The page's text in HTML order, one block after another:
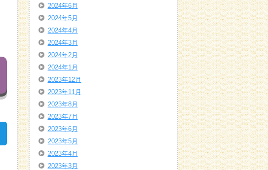
2024年6月
2024年5月
2024年4月
2024年3月
2024年2月
2024年1月
2023年12月
2023年11月
2023年8月
2023年7月
2023年6月
2023年5月
2023年4月
2023年3月